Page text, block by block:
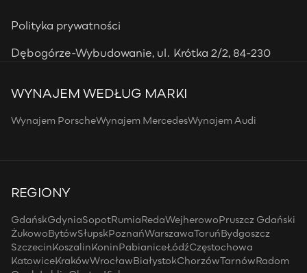
Polityka prywatności
Dębogórze-Wybudowanie, ul. Krótka 2/2, 84-230
WYNAJEM WEDŁUG MARKI
Wynajem PorscheWynajem MercedesWynajem Audi
REGIONY
GdańskGdyniaSopotRumiaRedaWejherowoPruszcz Gdański
ŻukowoBytówSłupskPoznańWarszawaToruńBydgoszcz
SzczecinKoszalinKoninPabianiceŁódźCzęstochowa
KatowiceKrakówWrocławBiałystokChorzówTarnówRadom